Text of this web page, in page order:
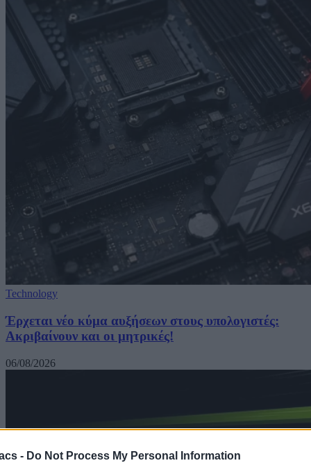
- Do Not Process My Personal Information
Technology
Έρχεται νέο κύμα αυξήσεων στους υπολογιστές:
Ακριβαίνουν και οι μητρικές!
06/08/2026